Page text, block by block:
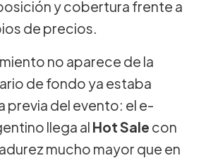
y cobertura frente a
de precios.
no aparece de la
de fondo ya estaba
previa del evento: el e-
llega al Hot Sale con
mucho mayor que en